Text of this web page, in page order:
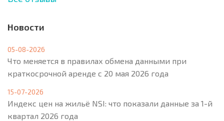
Новости
05-08-2026
Что меняется в правилах обмена данными при
краткосрочной аренде с 20 мая 2026 года
15-07-2026
Индекс цен на жильё NSI: что показали данные за 1-й
квартал 2026 года